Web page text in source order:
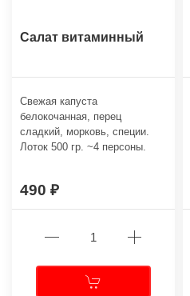
Салат витаминный
Свежая капуста
белокочанная, перец
сладкий, морковь, специи.
Лоток 500 гр. ~4 персоны.
490